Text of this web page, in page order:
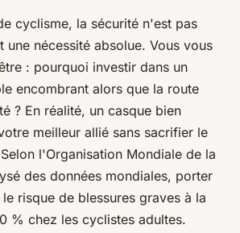
cyclisme, la sécurité n'est pas
une nécessité absolue. Vous vous
: pourquoi investir dans un
encombrant alors que la route
? En réalité, un casque bien
meilleur allié sans sacrifier le
l'Organisation Mondiale de la
des données mondiales, porter
risque de blessures graves à la
% chez les cyclistes adultes.